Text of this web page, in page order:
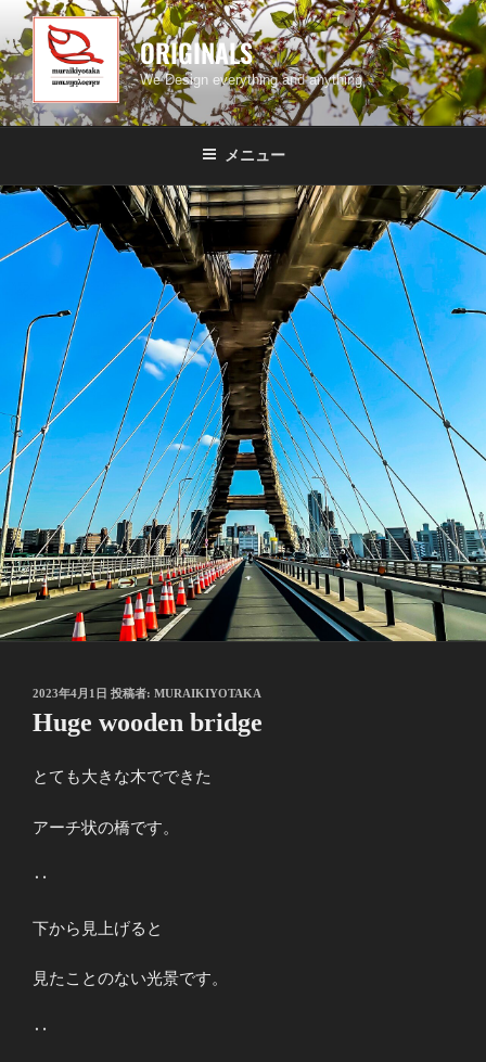
ン
テ
ン
ツ
キ
プ
ORIGINALS
We Design everything and anything
メニュー
投
稿
日:
2023年4月1日 投稿者: MURAIKIYOTAKA
Huge wooden bridge
とても大きな木でできた
アーチ状の橋です。
‥
下から見上げると
見たことのない光景です。
‥